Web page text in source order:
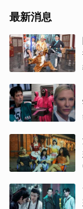
最新消息